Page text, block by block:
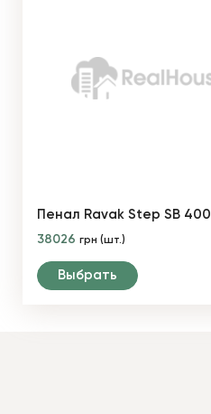
Пенал Ravak Step SB 400
38026 грн (шт.)
Выбрать